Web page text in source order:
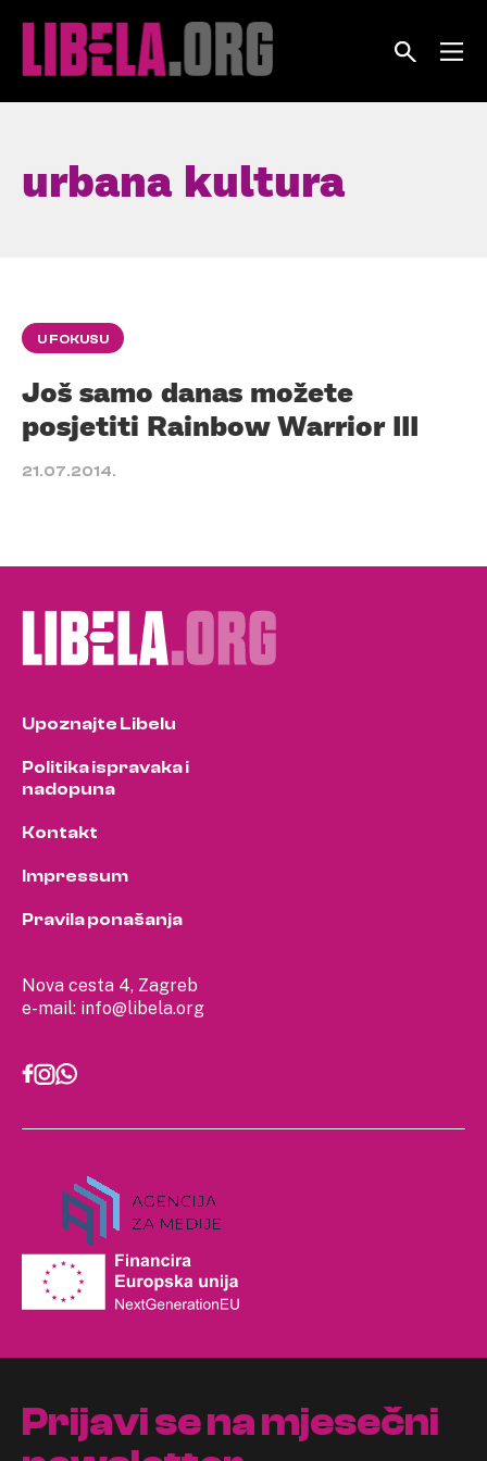
urbana kultura
U FOKUSU
Još samo danas možete
posjetiti Rainbow Warrior III
21.07.2014.
Nova cesta 4, Zagreb
e-mail: info@libela.org
Upoznajte Libelu
Politika ispravaka i
nadopuna
Kontakt
Impressum
Pravila ponašanja
Prijavi se na mjesečni